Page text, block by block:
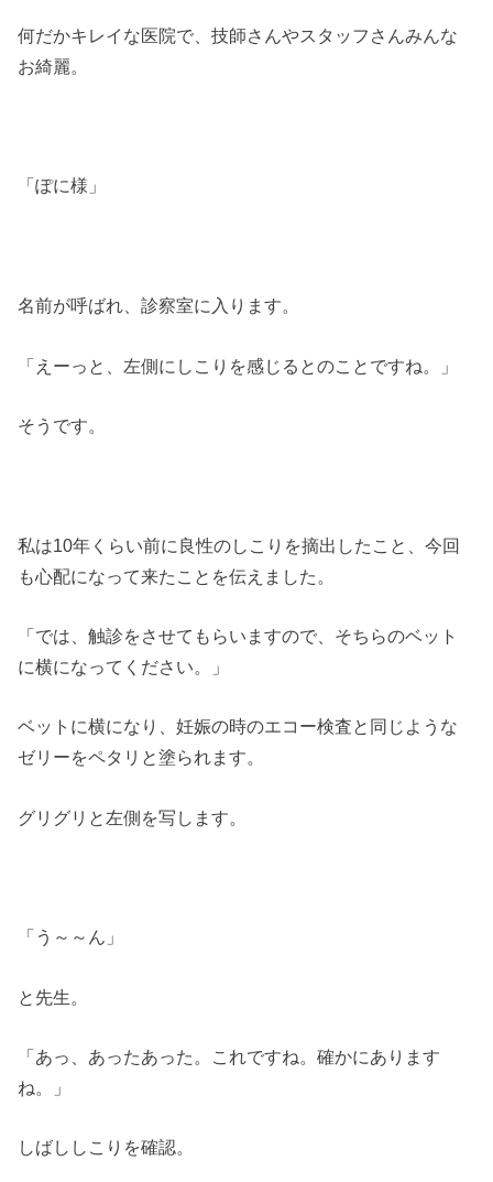
何だかキレイな医院で、技師さんやスタッフさんみんな
お綺麗。
「ぽに様」
名前が呼ばれ、診察室に入ります。
「えーっと、左側にしこりを感じるとのことですね。」
そうです。
私は10年くらい前に良性のしこりを摘出したこと、今回
も心配になって来たことを伝えました。
「では、触診をさせてもらいますので、そちらのベット
に横になってください。」
ベットに横になり、妊娠の時のエコー検査と同じような
ゼリーをペタリと塗られます。
グリグリと左側を写します。
「う～～ん」
と先生。
「あっ、あったあった。これですね。確かにあります
ね。」
しばししこりを確認。